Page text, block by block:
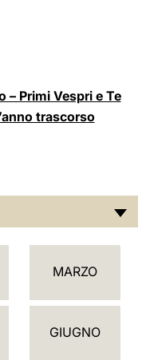
– Primi Vespri e Te
trascorso
MARZO
GIUGNO